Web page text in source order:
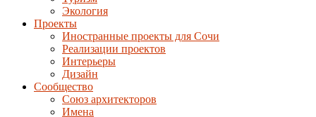
Экология
Проекты
Иностранные проекты для Сочи
Реализации проектов
Интерьеры
Дизайн
Сообщество
Союз архитекторов
Имена